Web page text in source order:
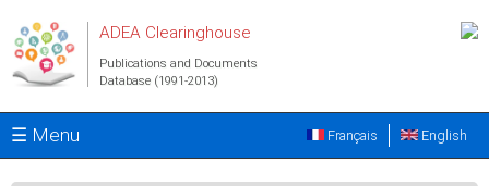
ADEA Clearinghouse
Publications and Documents
Database (1991-2013)
☰ Menu English
Français